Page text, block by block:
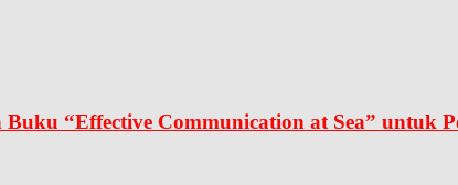
“Effective Communication at Sea” untuk